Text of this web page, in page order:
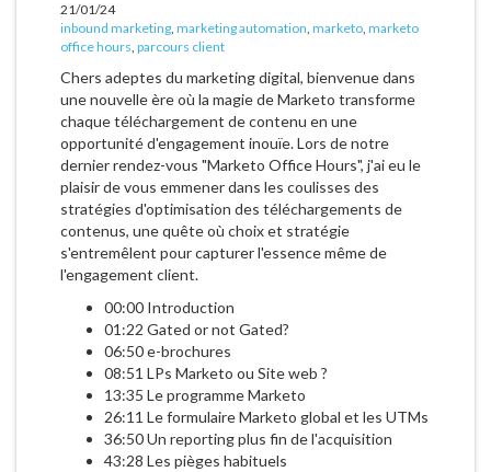
21/01/24
inbound marketing, marketing automation, marketo, marketo
office hours, parcours client
Chers adeptes du marketing digital, bienvenue dans
une nouvelle ère où la magie de Marketo transforme
chaque téléchargement de contenu en une
opportunité d'engagement inouïe. Lors de notre
dernier rendez-vous "Marketo Office Hours", j'ai eu le
plaisir de vous emmener dans les coulisses des
stratégies d'optimisation des téléchargements de
contenus, une quête où choix et stratégie
s'entremêlent pour capturer l'essence même de
l'engagement client.
00:00 Introduction
01:22 Gated or not Gated?
06:50 e-brochures
08:51 LPs Marketo ou Site web ?
13:35 Le programme Marketo
26:11 Le formulaire Marketo global et les UTMs
36:50 Un reporting plus fin de l'acquisition
43:28 Les pièges habituels